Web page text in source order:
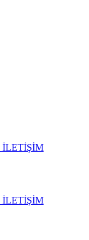
İLETİŞİM
İLETİŞİM